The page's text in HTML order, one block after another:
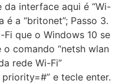
da interface aqui é “Wi-
é a “britonet”; Passo 3.
que o Windows 10 se
comando “netsh wlan
rede Wi-Fi”
e tecle enter.